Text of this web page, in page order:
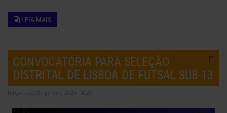
LEIA MAIS
CONVOCATÓRIA PARA SELEÇÃO
DISTRITAL DE LISBOA DE FUTSAL SUB-13
terça-feira, 07 janeiro 2025 14:29